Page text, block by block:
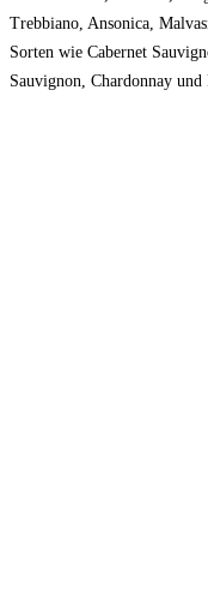
Trebbiano, Ansonica,
Sorten wie Cabernet
Sauvignon, Chardonnay und